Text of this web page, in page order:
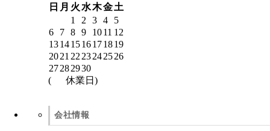
日 月 火水木金土
1
2 3 4
5
6
7 8 9 1011 12
13141516171819
20212223242526
27282930
(
休業日)
会社情報